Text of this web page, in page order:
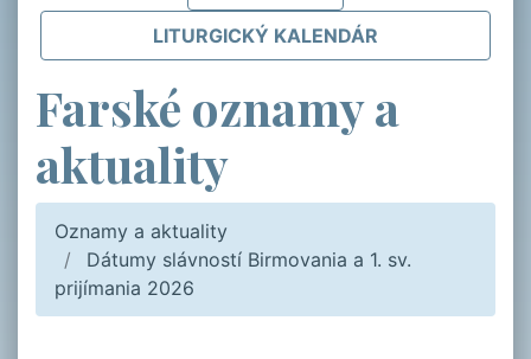
LITURGICKÝ KALENDÁR
Farské oznamy a
aktuality
Oznamy a aktuality
Dátumy slávností Birmovania a 1. sv.
prijímania 2026